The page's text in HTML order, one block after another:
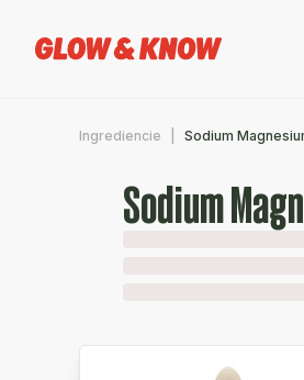
Ingrediencie Sodium
Sodium